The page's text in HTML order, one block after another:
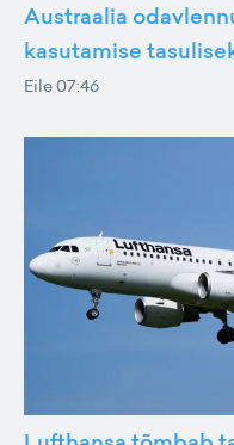
Austraalia
kasutamise
Eile 07:46